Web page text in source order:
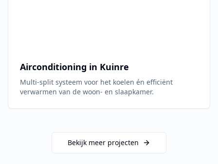
Airconditioning in Kuinre
Multi-split systeem voor het koelen én efficiënt
verwarmen van de woon- en slaapkamer.
Bekijk meer projecten